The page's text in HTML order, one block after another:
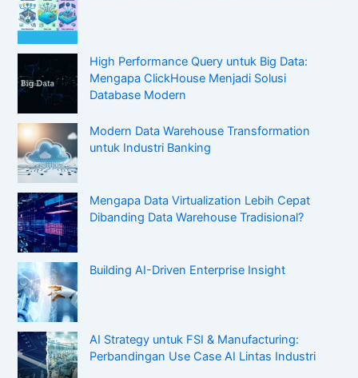
High Performance Query untuk Big Data:
Mengapa ClickHouse Menjadi Solusi
Database Modern
Modern Data Warehouse Transformation
untuk Industri Banking
Mengapa Data Virtualization Lebih Cepat
Dibanding Data Warehouse Tradisional?
Building AI-Driven Enterprise Insight
AI Strategy untuk FSI & Manufacturing:
Perbandingan Use Case AI Lintas Industri